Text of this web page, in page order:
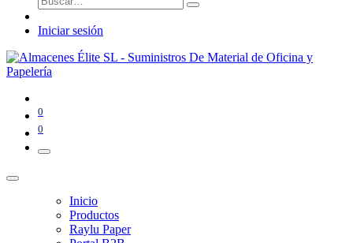
Iniciar sesión
0
0
Inicio
Productos
Raylu Paper